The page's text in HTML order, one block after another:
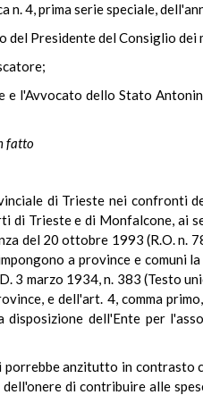
4, prima serie speciale,
Presidente del Consiglio dei
l'Avvocato dello Stato
fatto
di Trieste nei confronti
Trieste e di Monfalcone, ai
del 20 ottobre 1993 (R.O. n.
a province e comuni
3 marzo 1934, n. 383 (Testo
e dell'art. 4, comma
dell'Ente per
anzitutto in
di contribuire alle